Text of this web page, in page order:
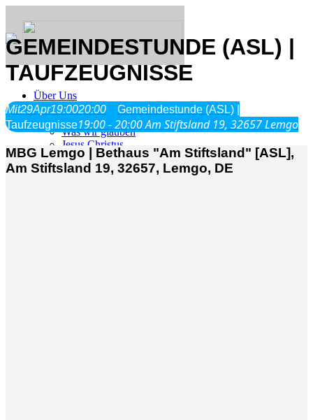
Über Uns
Was wir glauben
Jesus Christus
Geschichte
GEMEINDESTUNDE (ASL) |
TAUFZEUGNISSE
Mit29Apr19:0020:00
Gemeindestunde (ASL) |
Taufzeugnisse19:00 - 20:00Am Stiftsland 19, 32657 Lemgo
MBG Lemgo | Bethaus "Am Stiftsland" [ASL],
Am Stiftsland 19, 32657, Lemgo, DE